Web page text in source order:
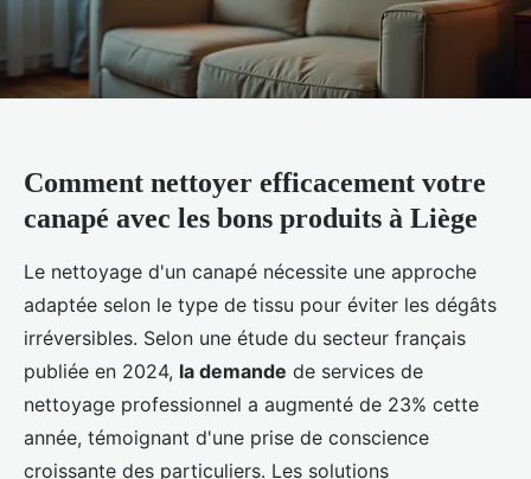
Comment nettoyer efficacement votre
canapé avec les bons produits à Liège
Le nettoyage d'un canapé nécessite une approche
adaptée selon le type de tissu pour éviter les dégâts
irréversibles. Selon une étude du secteur français
publiée en 2024, la demande de services de
nettoyage professionnel a augmenté de 23% cette
année, témoignant d'une prise de conscience
croissante des particuliers. Les solutions